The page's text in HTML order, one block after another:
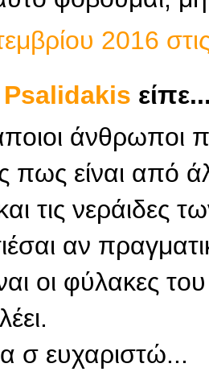
2016
άνθρωποι
πως είναι από
τις νεράιδες
αν
οι φύλακες
σ ευχαριστώ...